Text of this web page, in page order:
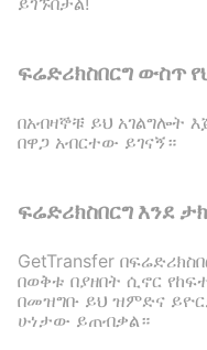
ፍሬድሪክስበርግ ውስጥ
በአብዛኞቹ ይህ አገልግሎት
በዋጋ አብርተው ይገናኝ።
ፍሬድሪክስበርግ እንደ
GetTransfer
በወቅቱ በያዘበት ሲኖር
በመዝግቡ ይህ ዝምድና
ሁነታው ይጠብቃል።